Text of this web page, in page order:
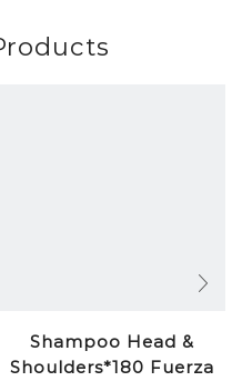
Shampoo Head &
Shoulders*180 Fuerza